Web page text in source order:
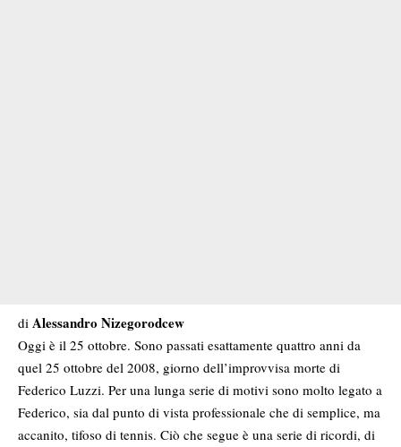
di Alessandro Nizegorodcew
Oggi è il 25 ottobre. Sono passati esattamente quattro anni da
quel 25 ottobre del 2008, giorno dell’improvvisa morte di
Federico Luzzi. Per una lunga serie di motivi sono molto legato a
Federico, sia dal punto di vista professionale che di semplice, ma
accanito, tifoso di tennis. Ciò che segue è una serie di ricordi, di